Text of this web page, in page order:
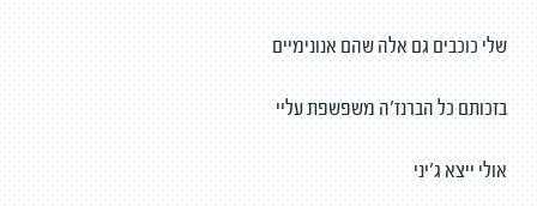
שלי כוכבים גם אלה שהם אנונימיים
בזכותם כל הברנז'ה משפשפת עליי
אולי ייצא ג'יני